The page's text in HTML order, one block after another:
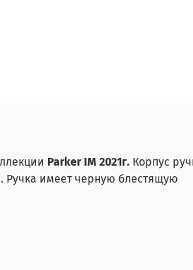
Parker IM 2021г. Корпус
Ручка имеет черную блестящую